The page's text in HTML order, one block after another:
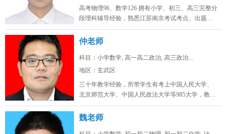
高考物理96、数学126 拥有小学、初三、高三完整分
段理科辅导经验，熟悉江苏南京考试考点、出题思
路，擅长补差提分、五升...
仲老师
科目：小学数学, 高一高二政治, 高三政治...
地区：玄武区
三十年教学经验，所带学生有考上中国人民大学、
北京师范大学、中国人民政法大学等985大学，教学
态度认真，品德高尚。...
魏老师